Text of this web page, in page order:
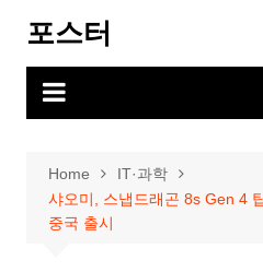
content
포스터
Home
IT·과학
샤오미, 스냅드래곤 8s Gen 4
중국 출시